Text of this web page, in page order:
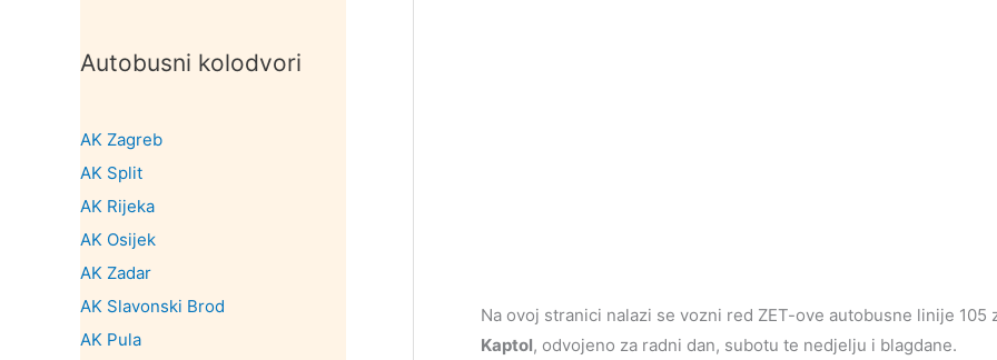
Autobusni kolodvori
AK Zagreb
AK Split
AK Rijeka
AK Osijek
AK Zadar
AK Slavonski Brod
AK Pula
Na ovoj stranici nalazi se vozni red ZET-ove autobusne linije 105
Kaptol, odvojeno za radni dan, subotu te nedjelju i blagdane.